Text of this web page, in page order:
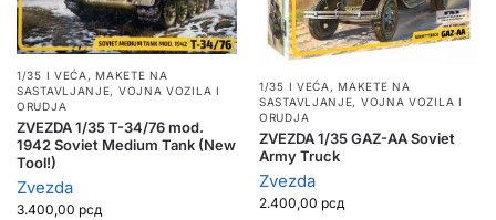
1/35 I VEĆA , MAKETE NA
SASTAVLJANJE, VOJNA VOZILA I
ORUDJA
ZVEZDA 1/35 T-34/76 mod.
1942 Soviet Medium Tank (New
Tool!)
Zvezda
3.400,00 рсд
1/35 I VEĆA ,MAKETE NA
SASTAVLJANJE, VOJNA VOZILA I
ORUDJA
ZVEZDA 1/35 GAZ-AA Soviet
Army Truck
Zvezda
2.400,00 рсд